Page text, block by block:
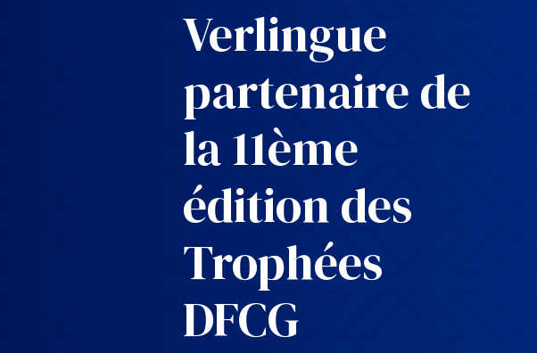
Verlingue
partenaire de
la 11ème
édition des
Trophées
DFCG